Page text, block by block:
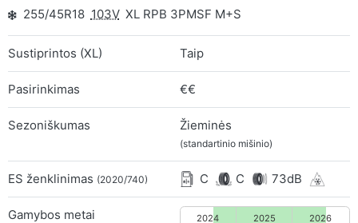
255/45R18 103V XL RPB 3PMSF M+S
Sustiprintos (XL) Taip
Pasirinkimas €€
Sezoniškumas Žieminės
(standartinio mišinio)
ES ženklinimas (2020/740) C C 73dB
Gamybos metai 2024 2025 2026